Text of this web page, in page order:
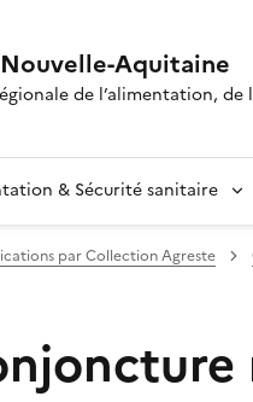
Aquitaine
de l’alimentation, de
& Sécurité sanitaire
par Collection Agreste